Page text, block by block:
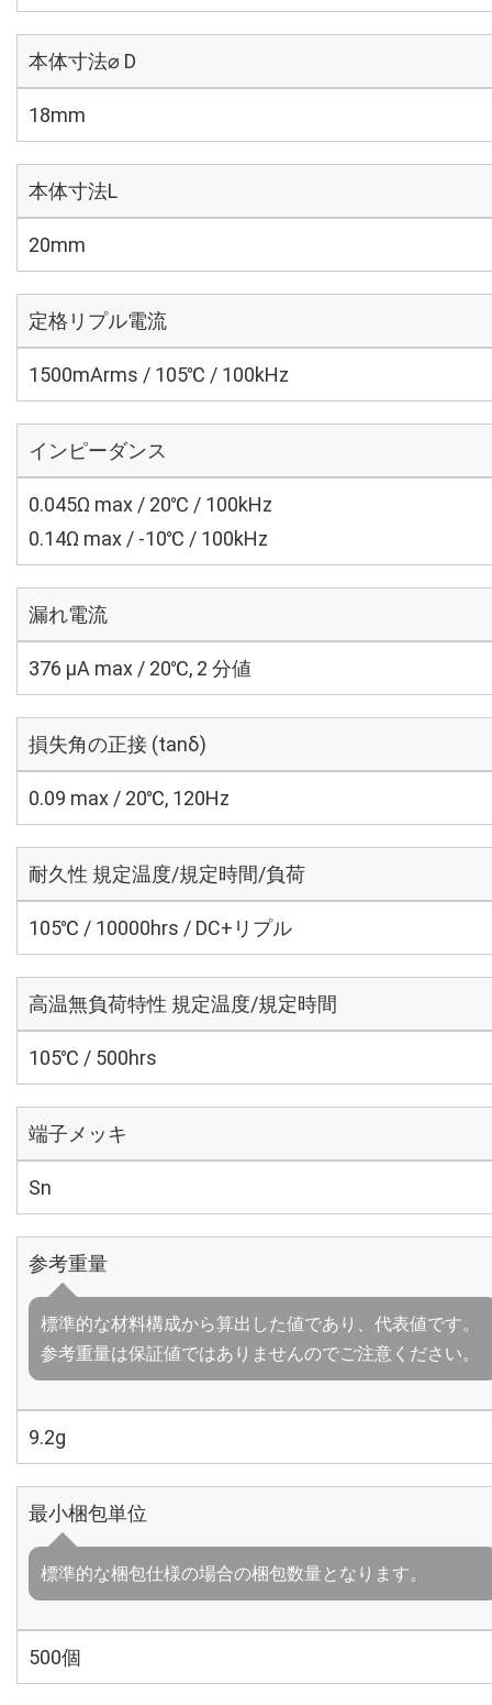
本体寸法⌀ D
18mm
本体寸法L
20mm
定格リプル電流
1500mArms / 105℃ / 100kHz
インピーダンス
0.045Ω max / 20℃ / 100kHz
0.14Ω max / -10℃ / 100kHz
漏れ電流
376 μA max / 20℃, 2 分値
損失角の正接 (tanδ)
0.09 max / 20℃, 120Hz
耐久性 規定温度/規定時間/負荷
105℃ / 10000hrs / DC+リプル
高温無負荷特性 規定温度/規定時間
105℃ / 500hrs
端子メッキ
Sn
参考重量
標準的な材料構成から算出した値であり、代表値です。
参考重量は保証値ではありませんのでご注意ください。
9.2g
最小梱包単位
標準的な梱包仕様の場合の梱包数量となります。
500個